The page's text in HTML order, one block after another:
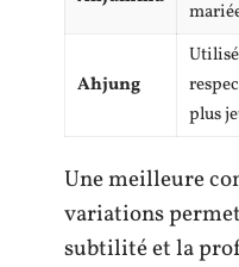
Ahjung
Utilisé
plus
Une meilleure
variations
subtilité et la